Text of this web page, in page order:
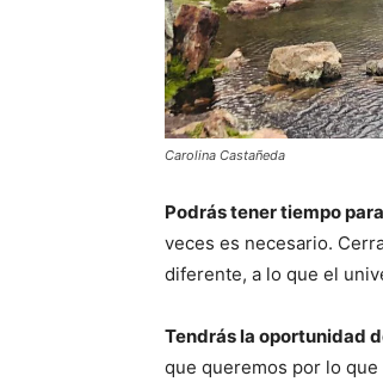
Carolina Castañeda
Podrás tener tiempo
veces es necesario.
diferente, a lo que el
Tendrás la oportunidad
que queremos por lo